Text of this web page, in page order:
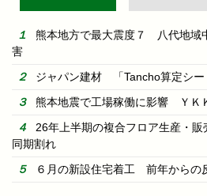
熊本地方で最大震度７ 八代地域
害
ジャパン建材 「Tancho算定シー
熊本地震で工場稼働に影響 ＹＫ
26年上半期の複合フロア生産・
同期割れ
６月の新設住宅着工 前年からの